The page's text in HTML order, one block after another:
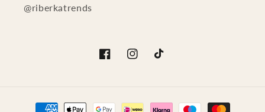
@riberkatrends
FacebookInstagramTikTok
Payment